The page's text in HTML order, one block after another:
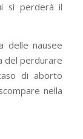
si perderà il
delle nausee
del perdurare
di aborto
nella